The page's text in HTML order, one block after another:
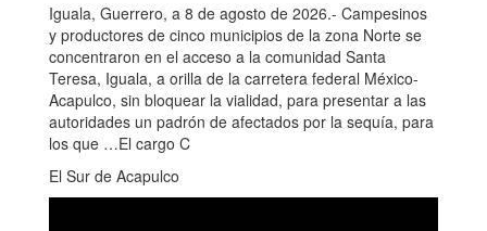
Iguala, Guerrero, a 8 de agosto de 2026.- Campesinos
y productores de cinco municipios de la zona Norte se
concentraron en el acceso a la comunidad Santa
Teresa, Iguala, a orilla de la carretera federal México-
Acapulco, sin bloquear la vialidad, para presentar a las
autoridades un padrón de afectados por la sequía, para
los que …El cargo C
El Sur de Acapulco